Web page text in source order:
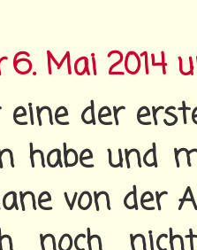
6. Mai 2014
der
habe und
von der